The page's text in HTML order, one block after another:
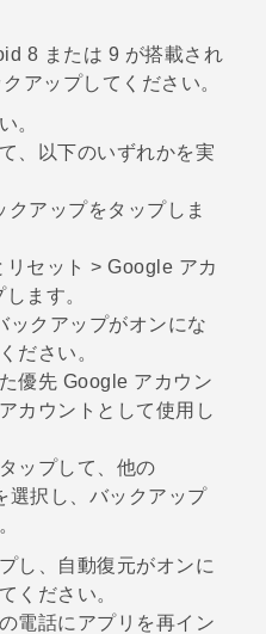
8 または 9 が搭載され
アップしてください。
。
、以下のいずれかを実
クアップをタップしま
セット > Google アカ
ます。
ックアップがオンにな
ださい。
優先 Google アカウン
カウントとして使用し
ップして、他の
選択し、バックアップ
し、 自動復元がオンに
ください。
電話にアプリを再イン